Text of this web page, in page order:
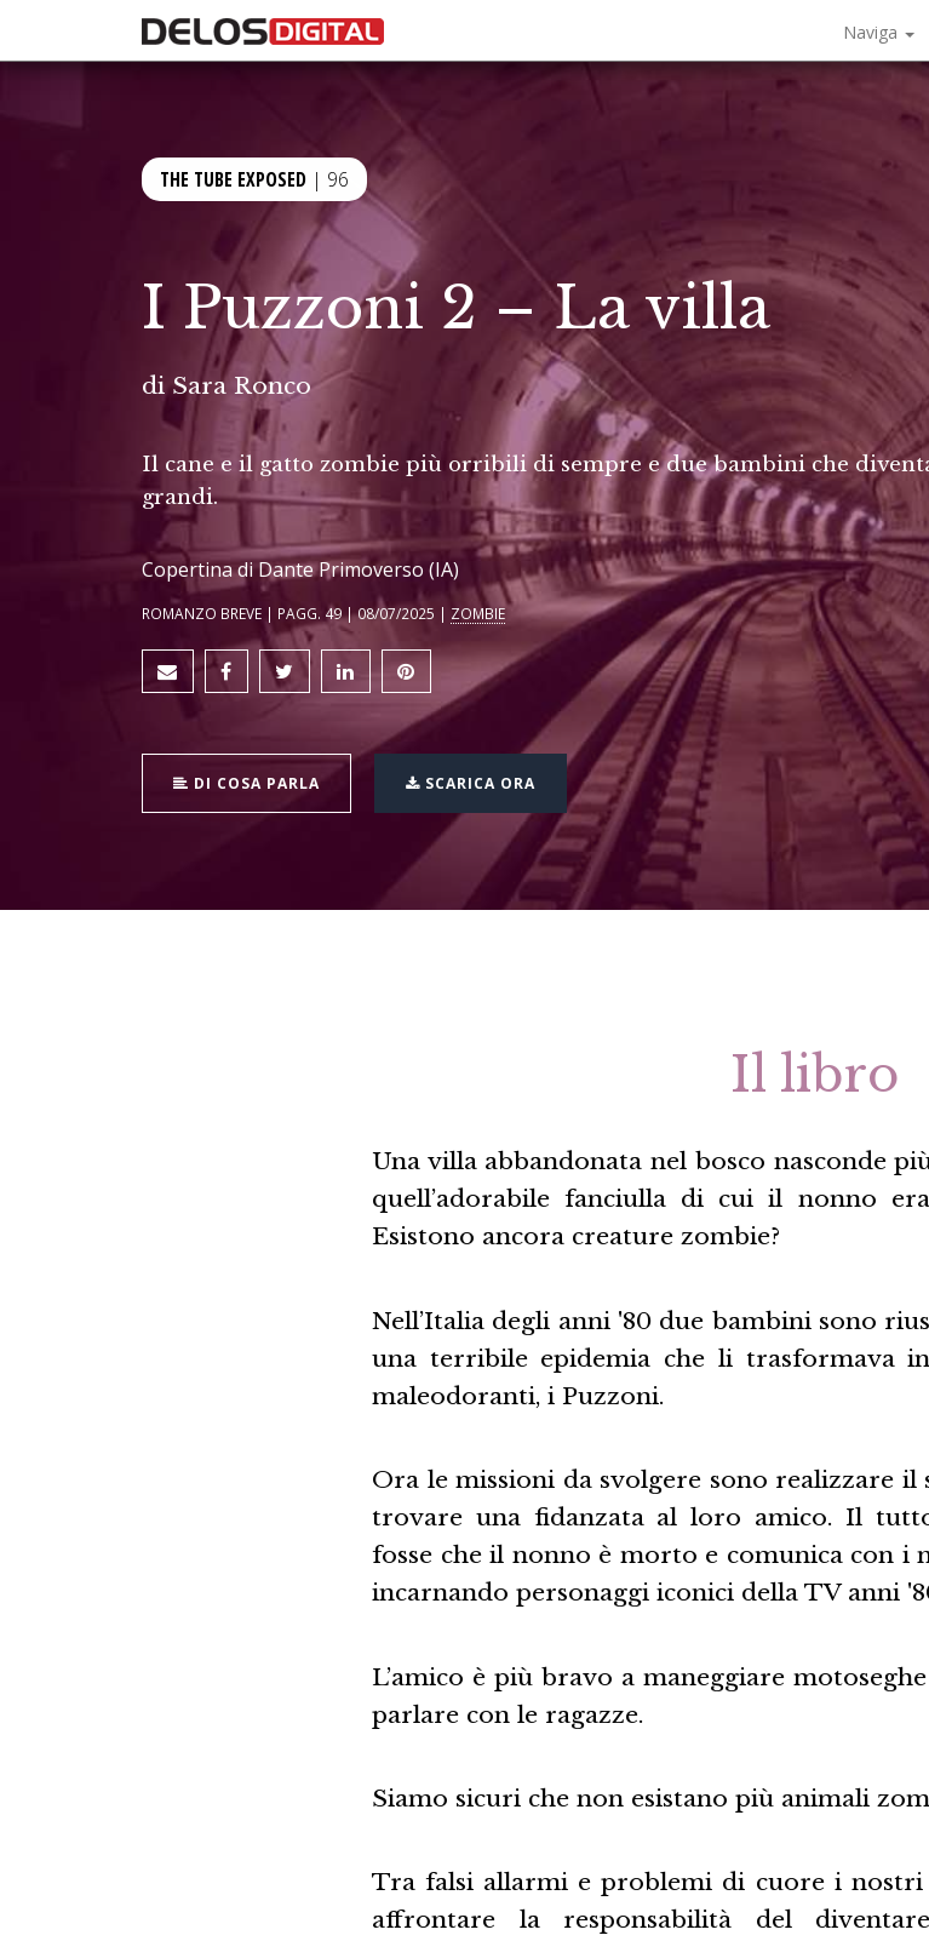
Naviga
THE TUBE EXPOSED | 96
I Puzzoni 2 – La villa
di Sara Ronco
Il cane e il gatto zombie più orribili di sempre e due bambini che
grandi.
Copertina di Dante Primoverso (IA)
ROMANZO BREVE | PAGG. 49 | 08/07/2025 | ZOMBIE
DI COSA PARLA SCARICA ORA
Il libro
Una villa abbandonata nel bosco nasconde
quell’adorabile fanciulla di cui il nonno
Esistono ancora creature zombie?
Nell’Italia degli anni '80 due bambini sono
una terribile epidemia che li trasformava
maleodoranti, i Puzzoni.
Ora le missioni da svolgere sono realizzare il
trovare una fidanzata al loro amico. Il
fosse che il nonno è morto e comunica con i
incarnando personaggi iconici della TV anni
L’amico è più bravo a maneggiare
parlare con le ragazze.
Siamo sicuri che non esistano più animali
Tra falsi allarmi e problemi di cuore i
affrontare la responsabilità del